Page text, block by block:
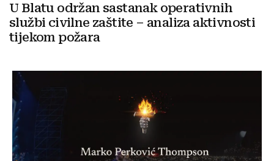
U Blatu održan sastanak operativnih
službi civilne zaštite – analiza aktivnosti
tijekom požara